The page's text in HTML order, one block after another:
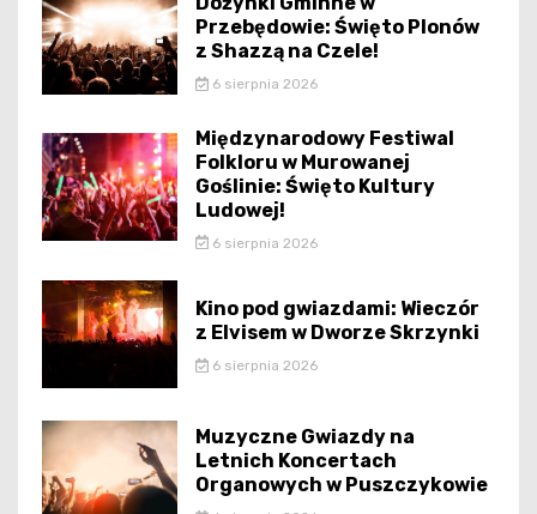
Przebędowie: Święto Plonów
z Shazzą na Czele!
6 sierpnia 2026
Międzynarodowy Festiwal
Folkloru w Murowanej
Goślinie: Święto Kultury
Ludowej!
6 sierpnia 2026
Kino pod gwiazdami: Wieczór
z Elvisem w Dworze Skrzynki
6 sierpnia 2026
Muzyczne Gwiazdy na
Letnich Koncertach
Organowych w Puszczykowie